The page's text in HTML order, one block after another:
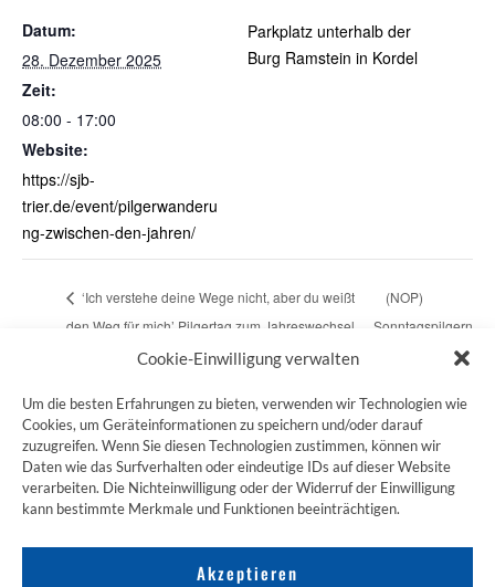
Cookie-Einwilligung verwalten
Um die besten Erfahrungen zu bieten, verwenden wir Technologien wie
Cookies, um Geräteinformationen zu speichern und/oder darauf
zuzugreifen. Wenn Sie diesen Technologien zustimmen, können wir
Daten wie das Surfverhalten oder eindeutige IDs auf dieser Website
verarbeiten. Die Nichteinwilligung oder der Widerruf der Einwilligung
kann bestimmte Merkmale und Funktionen beeinträchtigen.
Akzeptieren
Datum:
28. Dezember 2025
Zeit:
08:00 - 17:00
Website:
https://sjb-
trier.de/event/pilgerwanderu
ng-zwischen-den-jahren/
Parkplatz unterhalb der
Burg Ramstein in Kordel
‘Ich verstehe deine Wege nicht, aber du weißt
den Weg für mich’ Pilgertag zum Jahreswechsel
mit geistlichen Texten von Bonhoeffer
(NOP)
Sonntagspilgern
RG Nordpfalz
ZUM JAKOBSWEG SHOP